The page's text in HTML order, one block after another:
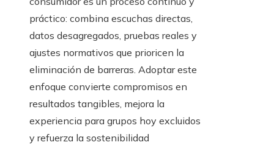
práctico: combina escuchas directas,
datos desagregados, pruebas reales y
ajustes normativos que prioricen la
eliminación de barreras. Adoptar este
enfoque convierte compromisos en
resultados tangibles, mejora la
experiencia para grupos hoy excluidos
y refuerza la sostenibilidad